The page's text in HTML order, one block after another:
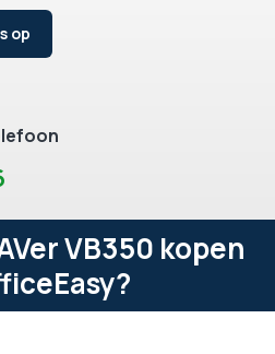
op
VB350 kopen